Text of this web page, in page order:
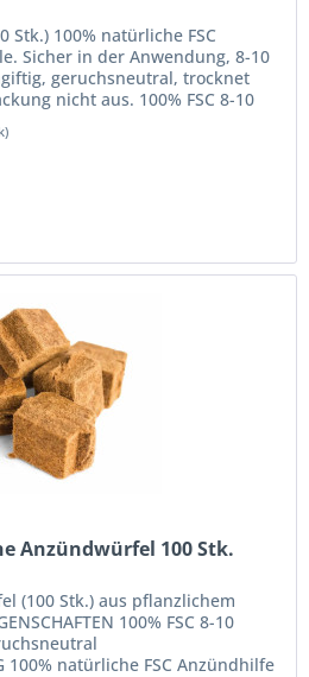
Stk.) 100% natürliche FSC
Sicher in der Anwendung, 8-10
geruchsneutral, trocknet
nicht aus. 100% FSC 8-10
Anzündwürfel 100 Stk.
(100 Stk.) aus pflanzlichem
100% FSC 8-10
100% natürliche FSC Anzündhilfe